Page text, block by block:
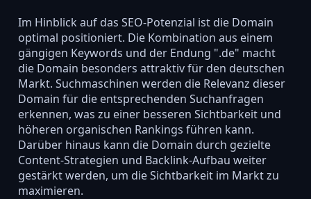
Im Hinblick auf das SEO-Potenzial ist die Domain
optimal positioniert. Die Kombination aus einem
gängigen Keywords und der Endung ".de" macht
die Domain besonders attraktiv für den deutschen
Markt. Suchmaschinen werden die Relevanz dieser
Domain für die entsprechenden Suchanfragen
erkennen, was zu einer besseren Sichtbarkeit und
höheren organischen Rankings führen kann.
Darüber hinaus kann die Domain durch gezielte
Content-Strategien und Backlink-Aufbau weiter
gestärkt werden, um die Sichtbarkeit im Markt zu
maximieren.